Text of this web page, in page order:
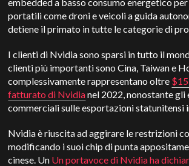
portatili come droni e veicoli a guida
detiene il primato in tutte le categorie di
I clienti di Nvidia sono sparsi in tutto il
clienti più importanti sono Cina, Taiwan e
complessivamente rappresentano oltre
fatturato di Nvidianel 2022, nonostante gli
commerciali sulle esportazioni statunitensi
Nvidia è riuscita ad aggirare le restrizioni
modificando i suoi chip di punta
cinese. Un Un portavoce di Nvidia ha